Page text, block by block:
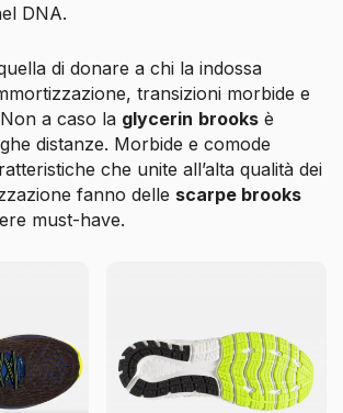
DNA.
di donare a chi la indossa
transizioni morbide e
a caso la glycerin brooks è
distanze. Morbide e comode
che unite all’alta qualità dei
fanno delle scarpe brooks
must-have.